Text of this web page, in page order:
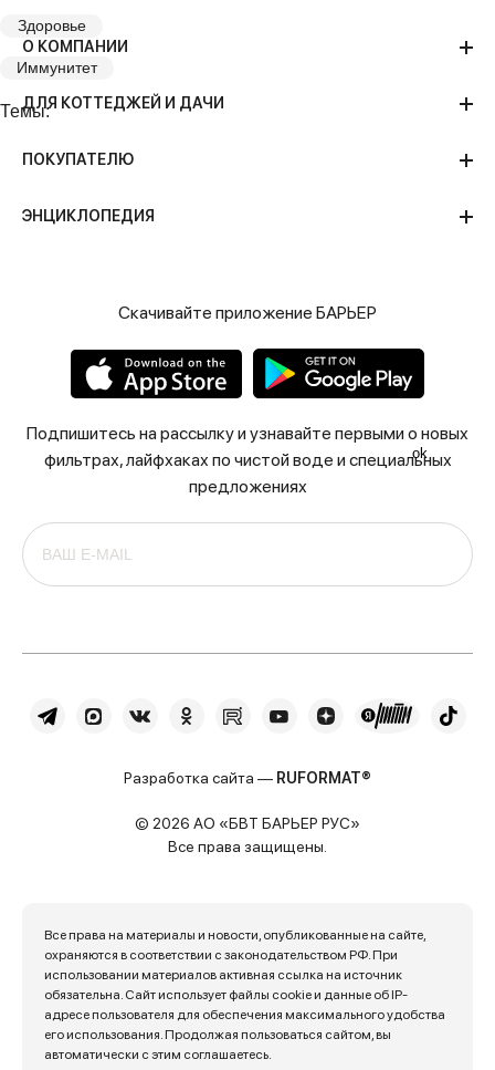
Здоровье
Иммунитет
Темы:
О КОМПАНИИ
ДЛЯ КОТТЕДЖЕЙ И ДАЧИ
ПОКУПАТЕЛЮ
ЭНЦИКЛОПЕДИЯ
Скачивайте приложение БАРЬЕР
Подпишитесь на рассылку и узнавайте первыми о новых
фильтрах, лайфхаках по чистой воде и специальных
предложениях
ok
Разработка сайта — RUFORMAT®
© 2026 АО «БВТ БАРЬЕР РУС»
Все права защищены.
Все права на материалы и новости, опубликованные на сайте,
охраняются в соответствии с законодательством РФ. При
использовании материалов активная ссылка на источник
обязательна. Сайт использует файлы cookie и данные об IP-
адресе пользователя для обеспечения максимального удобства
его использования. Продолжая пользоваться сайтом, вы
автоматически с этим соглашаетесь.